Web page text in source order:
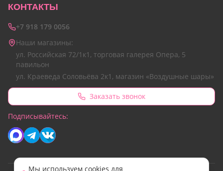
КОНТАКТЫ
+7 918 179 0056
Наши магазины:
ул. Российская 72/1к1, торговая галерея Опера, 5
павильон
ул. Краеведа Соловьёва 2к1, магазин «Воздушные шары»
Заказать звонок
Подписывайтесь:
Мы используем cookies для